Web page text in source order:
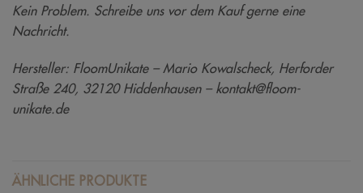
Kein Problem. Schreibe uns vor dem Kauf gerne eine
Nachricht.
Hersteller: FloomUnikate – Mario Kowalscheck, Herforder
Straße 240, 32120 Hiddenhausen – kontakt@floom-
unikate.de
ÄHNLICHE PRODUKTE